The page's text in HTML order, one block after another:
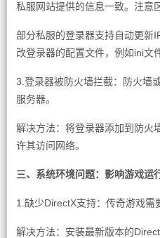
私服网站提供的信息一致。注意
部分私服的登录器支持自动更新
改登录器的配置文件，例如ini文件
3.登录器被防火墙拦截：防火墙
服务器。
解决方法：将登录器添加到防火
许其访问网络。
三、系统环境问题：影响游戏运
1.缺少DirectX支持：传奇游戏需
解决方法：安装最新版本的